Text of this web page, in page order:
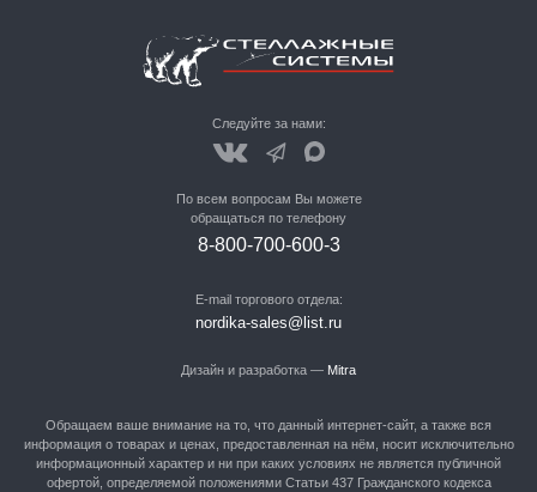
Следуйте за нами:
По всем вопросам Вы можете
обращаться по телефону
8-800-700-600-3
E-mail торгового отдела:
nordika-sales@list.ru
Дизайн и разработка — Mitra
Обращаем ваше внимание на то, что данный интернет-сайт, а также вся
информация о товарах и ценах, предоставленная на нём, носит исключительно
информационный характер и ни при каких условиях не является публичной
офертой, определяемой положениями Статьи 437 Гражданского кодекса